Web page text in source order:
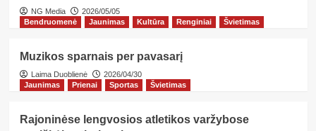
NG Media
2026/05/05
Bendruomenė
Jaunimas Kultūra Renginiai Švietimas
Muzikos sparnais per pavasarį
Laima Duoblienė
2026/04/30
Jaunimas
Prienai Sportas Švietimas
Rajoninėse lengvosios atletikos varžybose